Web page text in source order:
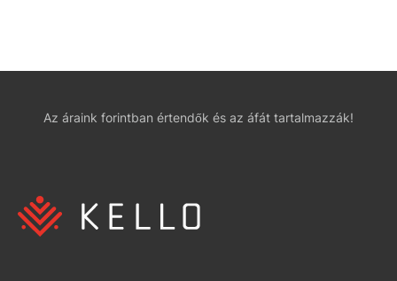
Az áraink forintban értendők és az áfát tartalmazzák!